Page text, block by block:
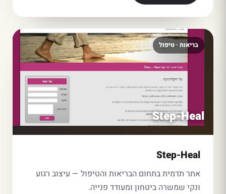
בריאות · טיפול
Step-Heal
Step-Heal
אתר תדמית בתחום הבריאות והטיפול — עיצוב רגוע
ונקי שמשרה ביטחון ומעודד פנייה.